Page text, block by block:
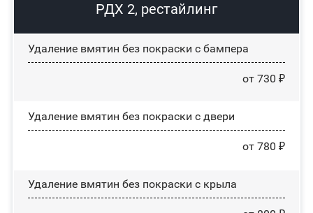
РДХ 2, рестайлинг
Удаление вмятин без покраски с бампера
от 730 ₽
Удаление вмятин без покраски с двери
от 780 ₽
Удаление вмятин без покраски с крыла